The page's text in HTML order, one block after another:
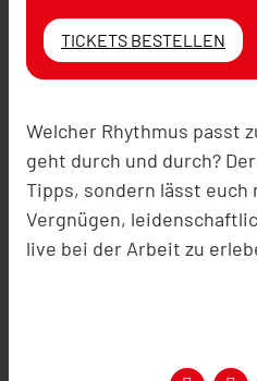
TICKETS BESTELLEN
Welcher Rhythmus passt
geht durch und durch?
Tipps, sondern lässt
Vergnügen,
live bei der Arbeit zu